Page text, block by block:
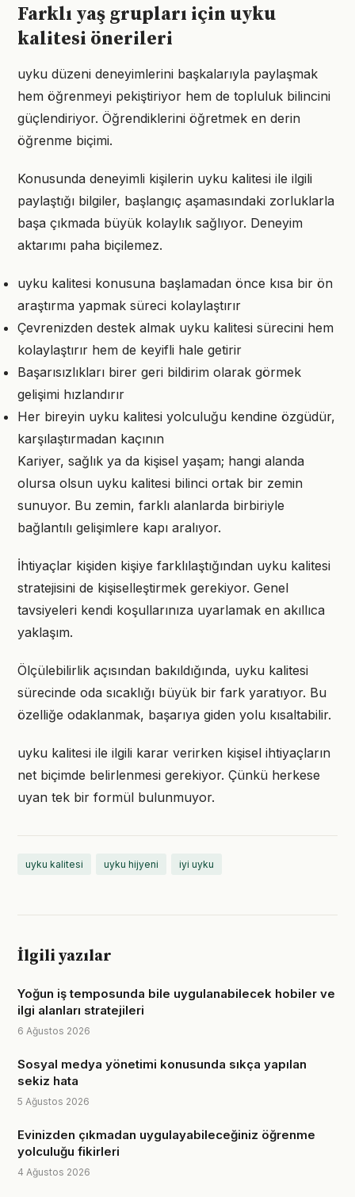
Farklı yaş grupları için uyku
kalitesi önerileri
uyku düzeni deneyimlerini başkalarıyla paylaşmak
hem öğrenmeyi pekiştiriyor hem de topluluk bilincini
güçlendiriyor. Öğrendiklerini öğretmek en derin
öğrenme biçimi.
Konusunda deneyimli kişilerin uyku kalitesi ile ilgili
paylaştığı bilgiler, başlangıç aşamasındaki zorluklarla
başa çıkmada büyük kolaylık sağlıyor. Deneyim
aktarımı paha biçilemez.
uyku kalitesi konusuna başlamadan önce kısa bir ön
araştırma yapmak süreci kolaylaştırır
Çevrenizden destek almak uyku kalitesi sürecini hem
kolaylaştırır hem de keyifli hale getirir
Başarısızlıkları birer geri bildirim olarak görmek
gelişimi hızlandırır
Her bireyin uyku kalitesi yolculuğu kendine özgüdür,
karşılaştırmadan kaçının
Kariyer, sağlık ya da kişisel yaşam; hangi alanda
olursa olsun uyku kalitesi bilinci ortak bir zemin
sunuyor. Bu zemin, farklı alanlarda birbiriyle
bağlantılı gelişimlere kapı aralıyor.
İhtiyaçlar kişiden kişiye farklılaştığından uyku kalitesi
stratejisini de kişiselleştirmek gerekiyor. Genel
tavsiyeleri kendi koşullarınıza uyarlamak en akıllıca
yaklaşım.
Ölçülebilirlik açısından bakıldığında, uyku kalitesi
sürecinde oda sıcaklığı büyük bir fark yaratıyor. Bu
özelliğe odaklanmak, başarıya giden yolu kısaltabilir.
uyku kalitesi ile ilgili karar verirken kişisel ihtiyaçların
net biçimde belirlenmesi gerekiyor. Çünkü herkese
uyan tek bir formül bulunmuyor.
uyku kalitesi uyku hijyeni iyi uyku
İlgili yazılar
Yoğun iş temposunda bile uygulanabilecek hobiler ve
ilgi alanları stratejileri
6 Ağustos 2026
Sosyal medya yönetimi konusunda sıkça yapılan
sekiz hata
5 Ağustos 2026
Evinizden çıkmadan uygulayabileceğiniz öğrenme
yolculuğu fikirleri
4 Ağustos 2026